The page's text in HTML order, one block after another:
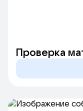
Проверка